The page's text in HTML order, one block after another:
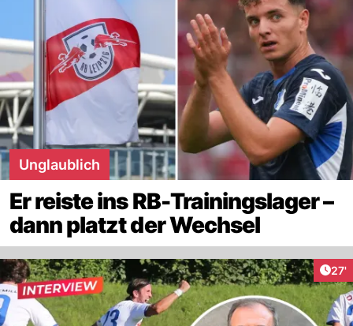
Unglaublich
Er reiste ins RB-Trainingslager –
dann platzt der Wechsel
27'